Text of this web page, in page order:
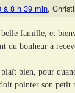
à 8 h 39 min,
famille, et
du bonheur à
plaît bien, pour
pointer son petit